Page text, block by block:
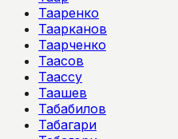
Тааренко
Таарканов
Таарченко
Таасов
Таассу
Таашев
Табабилов
Табагари